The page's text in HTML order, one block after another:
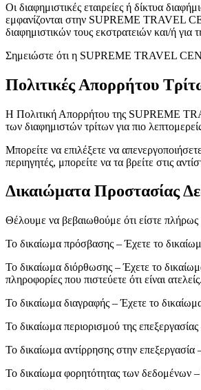
Οι διαφημιστικές εταιρείες ή δίκτυα
εμφανίζονται στην SUPREME TRAVEL
διαφημιστικών τους εκστρατειών και/ή
Σημειώστε ότι η SUPREME TRAVEL
Πολιτικές Απορρήτου
Η Πολιτική Απορρήτου της SUPREME
των διαφημιστών τρίτων για πιο
Μπορείτε να επιλέξετε να
περιηγητές, μπορείτε να τα βρείτε στις
Δικαιώματα Προστασίας
Θέλουμε να βεβαιωθούμε ότι είστε πλήρως
Το δικαίωμα πρόσβασης – Έχετε το
Το δικαίωμα διόρθωσης – Έχετε το
πληροφορίες που πιστεύετε ότι είναι ατελείς.
Το δικαίωμα διαγραφής – Έχετε το
Το δικαίωμα περιορισμού της
Το δικαίωμα αντίρρησης στην
Το δικαίωμα φορητότητας των δεδομένων